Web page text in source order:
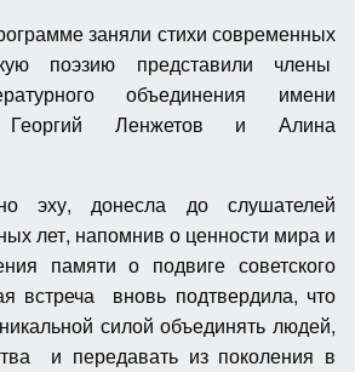
заняли стихи современных
поэзию представили члены
объединения имени
Ленжетов и Алина
эху, донесла до слушателей
лет, напомнив о ценности мира и
памяти о подвиге советского
встреча вновь подтвердила, что
силой объединять людей,
и передавать из поколения в